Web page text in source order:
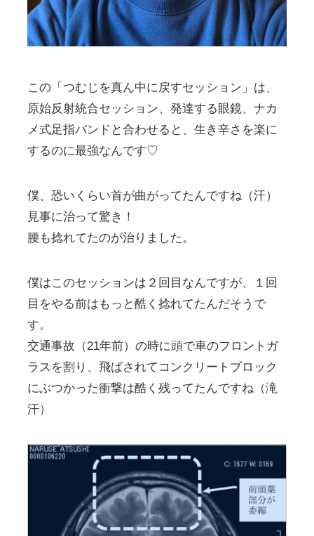
この「つむじを真ん中に戻すセッション」は、
原始反射統合セッション、発達する眼鏡、ナカ
メ式足指バンドと合わせると、生き辛さを楽に
するのに最強なんです♡
僕、恐いくらい首が曲がってたんですね（汗）
見事に治って驚き！
腰も捻れてたのが治りました。
僕はこのセッションは２回目なんですが、１回
目をやる前はもっと酷く捻れてたんだそうで
す。
交通事故（21年前）の時に頭で車のフロントガ
ラスを割り、飛ばされてコンクリートブロック
にぶつかった衝撃は酷く残ってたんですね（滝
汗）